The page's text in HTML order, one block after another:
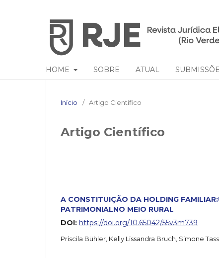
HOME SOBRE ATUAL
Início / Artigo Científico
Artigo Científico
A CONSTITUIÇÃO DA HOLDING
PATRIMONIALNO MEIO RURAL
DOI: https://doi.org/10.65042/55v3m739
Priscila Bühler, Kelly Lissandra Bruch, Simone